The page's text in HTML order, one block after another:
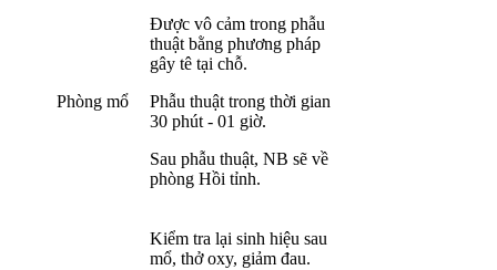
Phòng mổ
Được vô cảm trong phẫu
thuật bằng phương pháp
gây tê tại chỗ.
Phẫu thuật trong thời gian
30 phút - 01 giờ.
Sau phẫu thuật, NB sẽ về
phòng Hồi tỉnh.
Kiểm tra lại sinh hiệu sau
mổ, thở oxy, giảm đau.